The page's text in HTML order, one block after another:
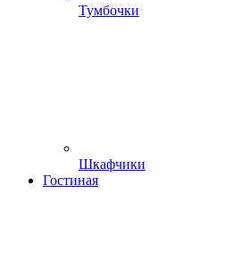
Тумбочки
Шкафчики
Гостиная